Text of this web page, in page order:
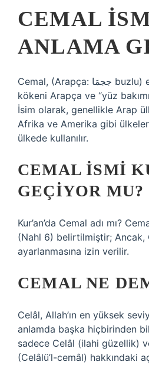
CEMAL
ANLAMA
Cemal, (Arapça: ججمَا buzlu) erkek bir isim ve
kökeni Arapça ve “yüz
İsim olarak, genellikle Arap
Afrika ve Amerika gibi
ülkede kullanılır.
CEMAL ISMI
GEÇIYOR MU?
Kur’an’da Cemal adı mı?
(Nahl 6) belirtilmiştir; Ancak,
ayarlanmasına izin verilir.
CEMAL NE
Celâl, Allah’ın en yüksek
anlamda başka hiçbirinden
sadece Celâl (ilahi güzellik)
(Celâlü’l-cemâl) hakkındaki